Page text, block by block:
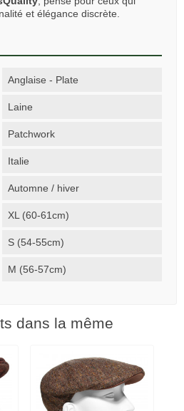
et élégance discrète.
Anglaise - Plate
Laine
Patchwork
Italie
Automne / hiver
XL (60-61cm)
S (54-55cm)
M (56-57cm)
dans la même